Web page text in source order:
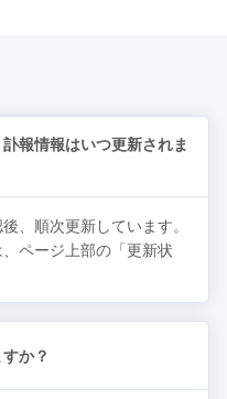
報情報はいつ更新されま
、順次更新しています。
ページ上部の「更新状
か？